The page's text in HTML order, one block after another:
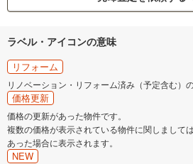
ラベル・アイコンの意味
リフォーム
リノベーション・リフォーム済み（予定含む）
価格更新
価格の更新があった物件です。
複数の価格が表示されている物件に関しまして
あった場合に表示されます。
NEW